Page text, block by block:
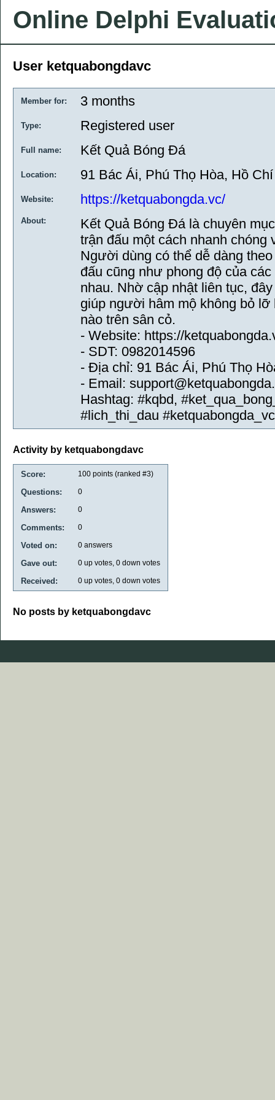
Online Delphi
User ketquabongdavc
Member for: 3 months
Type: Registered user
Full name: Kết Quả Bóng Đá
Location: 91 Bác Ái, Phú Thọ Hòa, Hồ
Website: https://ketquabongda.vc/
About:
Kết Quả Bóng Đá là chuyên
trận đấu một cách nhanh
Người dùng có thể dễ dàng
đấu cũng như phong độ của
nhau. Nhờ cập nhật liên tục,
giúp người hâm mộ không bỏ
nào trên sân cỏ.
- Website: https://
- SDT: 0982014596
- Địa chỉ: 91 Bác Ái, Phú Thọ
- Email:
Hashtag: #kqbd,
#lich_thi_dau #ketquabongda_vc
Activity by ketquabongdavc
Score: 100 points (ranked #3)
Questions: 0
Answers: 0
Comments: 0
Voted on: 0 answers
Gave out: 0 up votes, 0 down votes
Received: 0 up votes, 0 down votes
No posts by ketquabongdavc